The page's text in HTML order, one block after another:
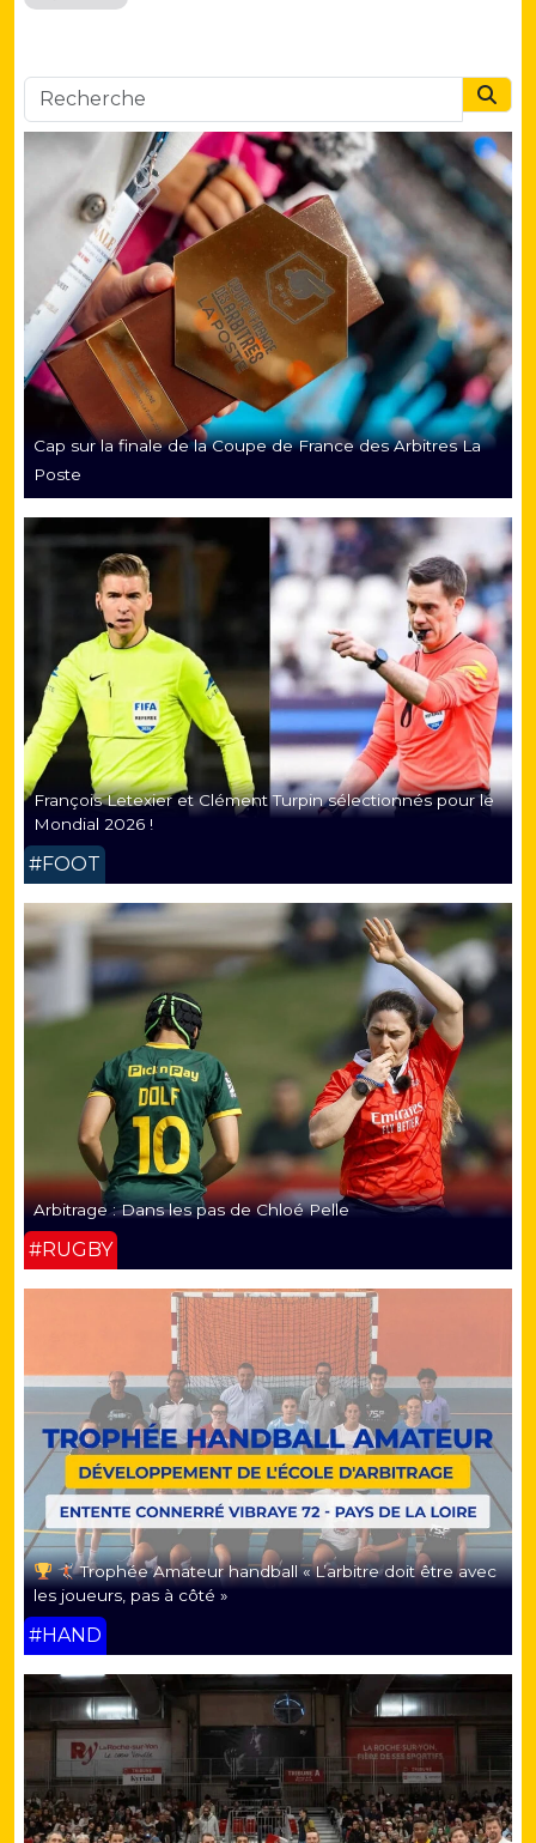
Cap sur la finale de la Coupe de France des Arbitres La
Poste
François Letexier et Clément Turpin sélectionnés pour le
Mondial 2026 !
#FOOT
Arbitrage : Dans les pas de Chloé Pelle
#RUGBY
Trophée Amateur handball « L’arbitre doit être avec
les joueurs, pas à côté »
#HAND